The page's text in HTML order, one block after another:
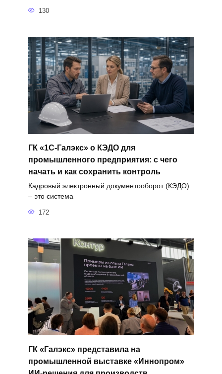
130
ГК «1С-Галэкс» о КЭДО для
промышленного предприятия: с чего
начать и как сохранить контроль
Кадровый электронный документооборот (КЭДО)
– это система
172
ГК «Галэкс» представила на
промышленной выставке «Иннопром»